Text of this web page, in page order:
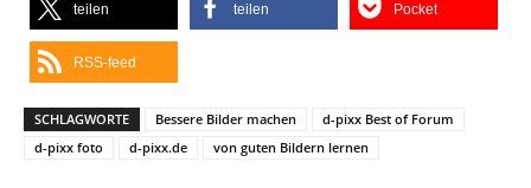
teilen teilen Pocket
RSS-feed
SCHLAGWORTE Bessere Bilder machen
d-pixx Best of Forum
d-pixx foto
d-pixx.de von guten Bildern lernen